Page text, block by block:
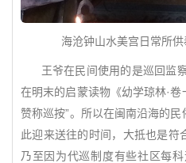
海沧钟山水美宫日常所
王爷在民间使用的是巡回监察
在明末的启蒙读物《幼学琼林·卷
赞称巡按”。所以在闽南沿海的民
此迎来送往的时间，大抵也是符
乃至因为代巡制度有些社区每